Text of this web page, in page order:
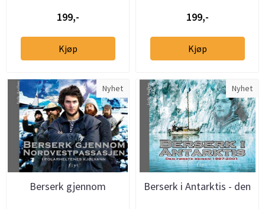
199,-
Kjøp
199,-
Kjøp
Nyhet
Berserk gjennom
Nyhet
Berserk i Antarktis - den